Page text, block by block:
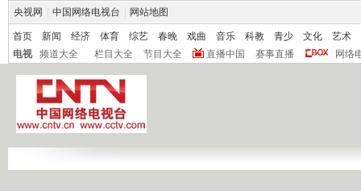
央视网 中国网络电视台 网站地图
首页 新闻 经济 体育 综艺 春晚 戏曲 音乐 科教 青少 文化
艺术
电视
频道大全 栏目大全 节目大全 直播中国 赛事直播 网络